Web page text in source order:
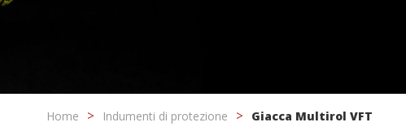
Home Indumenti di protezione Giacca Multirol VFT